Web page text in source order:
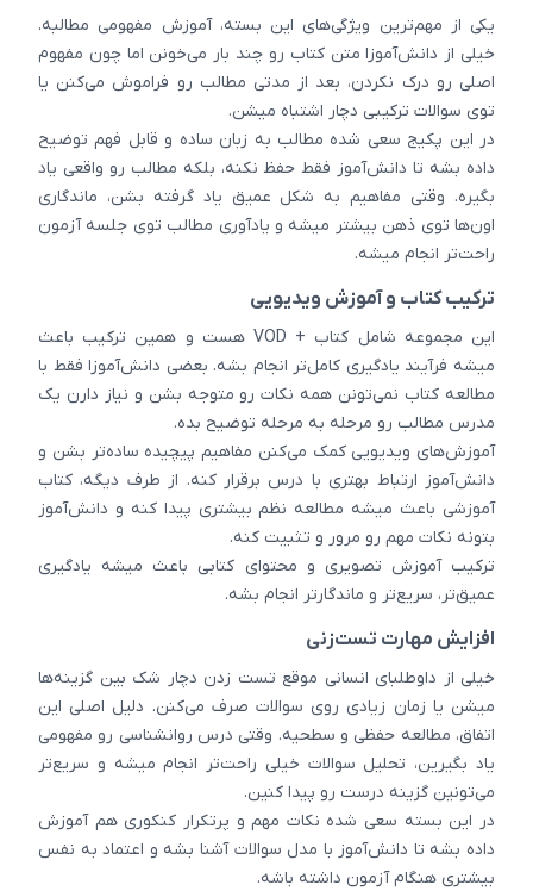
یکی از مهم‌ترین ویژگی‌های این بسته، آموزش مفهومی مطالبه.
خیلی از دانش‌آموزا متن کتاب رو چند بار می‌خونن اما چون مفهوم
اصلی رو درک نکردن، بعد از مدتی مطالب رو فراموش می‌کنن یا
توی سوالات ترکیبی دچار اشتباه میشن.
در این پکیج سعی شده مطالب به زبان ساده و قابل فهم توضیح
داده بشه تا دانش‌آموز فقط حفظ نکنه، بلکه مطالب رو واقعی یاد
بگیره. وقتی مفاهیم به شکل عمیق یاد گرفته بشن، ماندگاری
اون‌ها توی ذهن بیشتر میشه و یادآوری مطالب توی جلسه آزمون
راحت‌تر انجام میشه.
ترکیب کتاب و آموزش ویدیویی
این مجموعه شامل کتاب + VOD هست و همین ترکیب باعث
میشه فرآیند یادگیری کامل‌تر انجام بشه. بعضی دانش‌آموزا فقط با
مطالعه کتاب نمی‌تونن همه نکات رو متوجه بشن و نیاز دارن یک
مدرس مطالب رو مرحله به مرحله توضیح بده.
آموزش‌های ویدیویی کمک می‌کنن مفاهیم پیچیده ساده‌تر بشن و
دانش‌آموز ارتباط بهتری با درس برقرار کنه. از طرف دیگه، کتاب
آموزشی باعث میشه مطالعه نظم بیشتری پیدا کنه و دانش‌آموز
بتونه نکات مهم رو مرور و تثبیت کنه.
ترکیب آموزش تصویری و محتوای کتابی باعث میشه یادگیری
عمیق‌تر، سریع‌تر و ماندگارتر انجام بشه.
افزایش مهارت تست‌زنی
خیلی از داوطلبای انسانی موقع تست زدن دچار شک بین گزینه‌ها
میشن یا زمان زیادی روی سوالات صرف می‌کنن. دلیل اصلی این
اتفاق، مطالعه حفظی و سطحیه. وقتی درس روانشناسی رو مفهومی
یاد بگیرین، تحلیل سوالات خیلی راحت‌تر انجام میشه و سریع‌تر
می‌تونین گزینه درست رو پیدا کنین.
در این بسته سعی شده نکات مهم و پرتکرار کنکوری هم آموزش
داده بشه تا دانش‌آموز با مدل سوالات آشنا بشه و اعتماد به نفس
بیشتری هنگام آزمون داشته باشه.